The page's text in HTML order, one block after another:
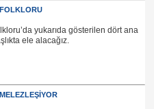
yukarıda gösterilen dört ana
ele alacağız.